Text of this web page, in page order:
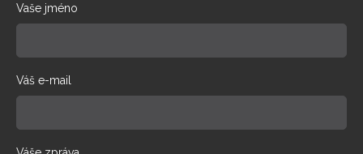
Vaše jméno
Váš e-mail